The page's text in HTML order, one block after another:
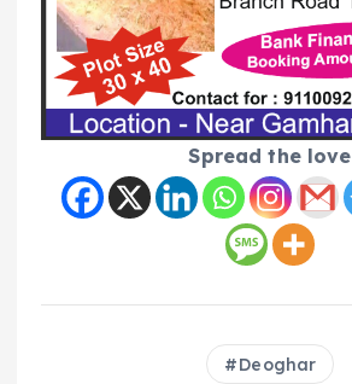
Spread the love
Deoghar